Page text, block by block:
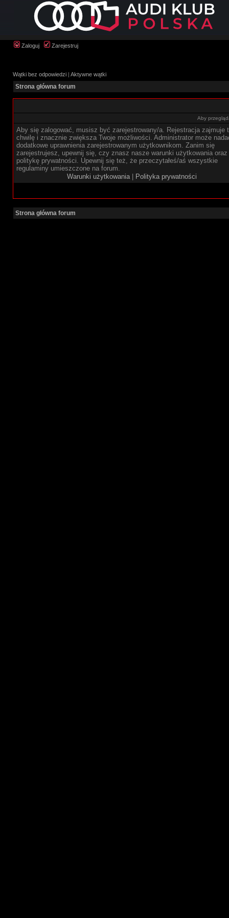
Zaloguj Zarejestruj
Wątki bez odpowiedzi | Aktywne wątki
Strona główna forum
Aby
Aby się zalogować, musisz być zarejestrowany/a. Rejestracja zajmuje
chwilę i znacznie zwiększa Twoje możliwości. Administrator może
dodatkowe uprawnienia zarejestrowanym użytkownikom. Zanim się
zarejestrujesz, upewnij się, czy znasz nasze warunki użytkowania oraz
politykę prywatności. Upewnij się też, że przeczytałeś/aś wszystkie
regulaminy umieszczone na forum.
Warunki użytkowania| Polityka prywatności
Strona główna forum